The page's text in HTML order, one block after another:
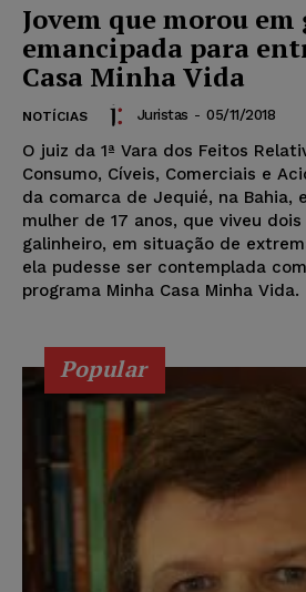
Jovem que morou
emancipada para
Casa Minha Vida
NOTÍCIAS Juristas - 05/11/2018
O juiz da 1ª Vara dos Feitos
Consumo, Cíveis, Comerciais e
da comarca de Jequié, na Bahia,
mulher de 17 anos, que viveu
galinheiro, em situação de
ela pudesse ser contemplada
programa Minha Casa Minha Vida.
Popular